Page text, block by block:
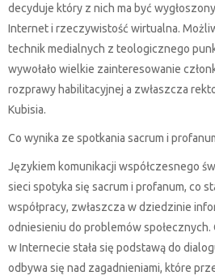
decyduje który z nich ma być
Internet i rzeczywistość wirtualna.
technik medialnych z teologicznego
wywołało wielkie zainteresowanie
rozprawy habilitacyjnej a zwłaszcza
Kubisia.
Co wynika ze spotkania sacrum i
Językiem komunikacji współczesnego
sieci spotyka się sacrum i profanum, co
współpracy, zwłaszcza w dziedzinie
odniesieniu do problemów
w Internecie stała się podstawą do
odbywa się nad zagadnieniami, które